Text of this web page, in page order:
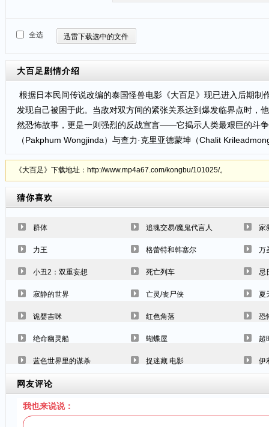
全选 迅雷下载选中的文件
大百足剧情介绍
根据日本民间传说改编的泰国怪兽电影《大百足》现已进入后期
发现自己被困于此。当敌对双方间的紧张关系达到爆发临界点时，
然恐怖故事，更是一则强烈的反战宣言——它揭示人类最艰巨的斗
（Pakphum Wongjinda）与查力·克里亚德蒙坤（Chalit
《大百足》下载地址：http://www.mp4a67.com/kongbu/101025/。
猜你喜欢
群体 追魂交易/魔鬼代言人 家
力王 格蕾特和韩塞尔 万
小丑2：双重妄想 死亡列车 忌
寂静的世界 亡灵/丧尸侠 夏
诡婴吉咪 红色角落 恐
绝命幽灵船 蝴蝶屋 超
蓝色世界里的谋杀 捉迷藏 电影 伊
网友评论
我也来说说：